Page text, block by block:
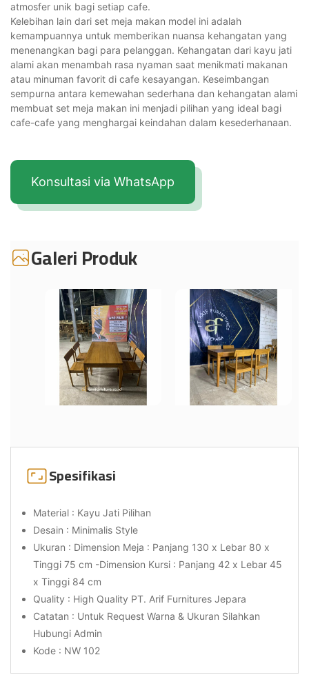
atmosfer unik bagi setiap cafe.
Kelebihan lain dari set meja makan model ini adalah
kemampuannya untuk memberikan nuansa kehangatan yang
menenangkan bagi para pelanggan. Kehangatan dari kayu jati
alami akan menambah rasa nyaman saat menikmati makanan
atau minuman favorit di cafe kesayangan. Keseimbangan
sempurna antara kemewahan sederhana dan kehangatan alami
membuat set meja makan ini menjadi pilihan yang ideal bagi
cafe-cafe yang menghargai keindahan dalam kesederhanaan.
Konsultasi via WhatsApp
Galeri Produk
Spesifikasi
Material : Kayu Jati Pilihan
Desain : Minimalis Style
Ukuran : Dimension Meja : Panjang 130 x Lebar 80 x
Tinggi 75 cm -Dimension Kursi : Panjang 42 x Lebar 45
x Tinggi 84 cm
Quality : High Quality PT. Arif Furnitures Jepara
Catatan : Untuk Request Warna & Ukuran Silahkan
Hubungi Admin
Kode : NW 102